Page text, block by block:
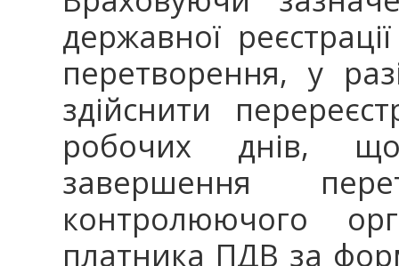
державної
перетворення, у
здійснити
робочих днів,
завершення
контролюючого
платника ПДВ за